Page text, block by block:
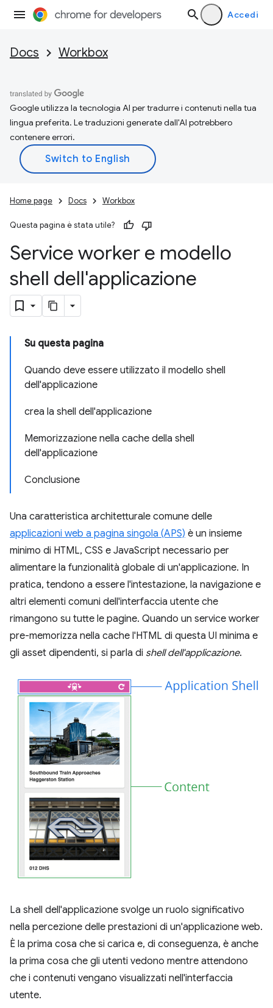
Accedi
Docs Workbox
Google utilizza la tecnologia AI per tradurre i contenuti nella tua
lingua preferita. Le traduzioni generate dall'AI potrebbero
contenere errori.
Home page Docs Workbox
Questa pagina è stata utile?
Service worker e modello
shell dell'applicazione
Su questa pagina
Quando deve essere utilizzato il modello shell
dell'applicazione
crea la shell dell'applicazione
Memorizzazione nella cache della shell
dell'applicazione
Conclusione
Una caratteristica architetturale comune delle
applicazioni web a pagina singola (APS) è un insieme
minimo di HTML, CSS e JavaScript necessario per
alimentare la funzionalità globale di un'applicazione. In
pratica, tendono a essere l'intestazione, la navigazione e
altri elementi comuni dell'interfaccia utente che
rimangono su tutte le pagine. Quando un service worker
pre-memorizza nella cache l'HTML di questa UI minima e
gli asset dipendenti, si parla di shell dell'applicazione.
La shell dell'applicazione svolge un ruolo significativo
nella percezione delle prestazioni di un'applicazione web.
È la prima cosa che si carica e, di conseguenza, è anche
la prima cosa che gli utenti vedono mentre attendono
che i contenuti vengano visualizzati nell'interfaccia
utente.